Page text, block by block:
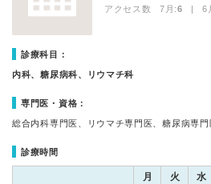
アクセス数 7月:6 | 6
診療科目：
内科、糖尿病科、リウマチ科
専門医・資格：
総合内科専門医、リウマチ専門医、糖尿病専
診療時間
月 火 水